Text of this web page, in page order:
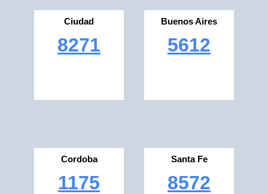
Ciudad
8271
Buenos Aires
5612
Cordoba
1175
Santa Fe
8572